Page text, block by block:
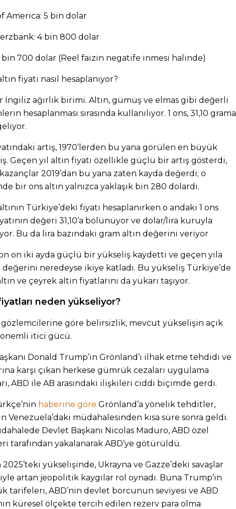
America: 5 bin dolar
4 bin 800 dolar
bin 700 dolar (Reel faizin negatife inmesi halinde)
fiyatı nasıl hesaplanıyor?
İngiliz ağırlık birimi. Altın, gümüş ve elmas gibi değerli
hesaplanması sırasında kullanılıyor. 1 ons, 31,10 grama
artış, 1970’lerden bu yana görülen en büyük
Geçen yıl altın fiyatı özellikle güçlü bir artış gösterdi,
2019’dan bu yana zaten kayda değerdi; o
bir ons altın yalnızca yaklaşık bin 280 dolardı.
Türkiye’deki fiyatı hesaplanırken o andaki 1 ons
değeri 31,10’a bölünüyor ve dolar/lira kuruyla
Bu da lira bazındaki gram altın değerini veriyor
on iki ayda güçlü bir yükseliş kaydetti ve geçen yıla
değerini neredeyse ikiye katladı. Bu yükseliş Türkiye’de
ve çeyrek altın fiyatlarını da yukarı taşıyor.
neden yükseliyor?
gözlemcilerine göre belirsizlik, mevcut yükselişin açık
önemli itici gücü.
Donald Trump’ın Grönland’ı ilhak etme tehdidi ve
karşı çıkan herkese gümrük cezaları uygulama
ABD ile AB arasındaki ilişkileri ciddi biçimde gerdi.
haberine göre Grönland’a yönelik tehditler,
Venezuela’daki müdahalesinden kısa süre sonra geldi.
Devlet Başkanı Nicolas Maduro, ABD özel
tarafından yakalanarak ABD’ye götürüldü.
2025’teki yükselişinde, Ukrayna ve Gazze’deki savaşlar
artan jeopolitik kaygılar rol oynadı. Buna Trump’ın
tarifeleri, ABD’nin devlet borcunun seviyesi ve ABD
küresel ölçekte tercih edilen rezerv para olma